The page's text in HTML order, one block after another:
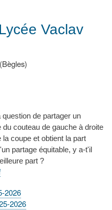
Vaclav
de partager un
couteau de gauche à droite
coupe et obtient la part
partage équitable, y a-t'il
part ?
2026
2026